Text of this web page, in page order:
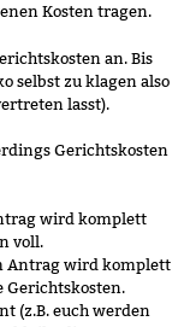
Kosten tragen.
an. Bis
selbst zu klagen also
lasst).
Gerichtskosten
wird komplett
voll.
Antrag wird komplett
Gerichtskosten.
(z.B. euch werden